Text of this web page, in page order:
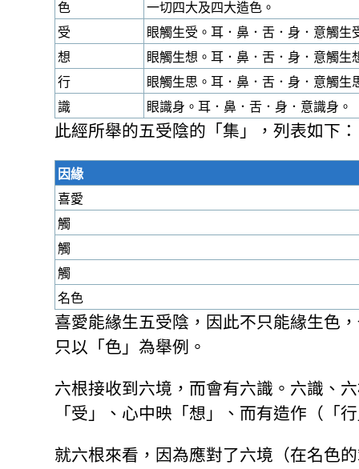
色
一切四大及四大造色。
受
眼觸生受。耳．鼻．舌．身．意觸生
想
眼觸生想。耳．鼻．舌．身．意觸生
行
眼觸生思。耳．鼻．舌．身．意觸生
識
眼識身。耳．鼻．舌．身．意識身。
此經所舉的五受陰的「集」，列表如下：
因緣
喜愛
觸
觸
觸
名色
喜愛能緣生五受陰，因此不只能緣生色
只以「色」為舉例。
六根接收到六境，而會有六識。六識、
「受」、心中映「想」、而有造作（「
就六根來看，因為應對了六境（在名色